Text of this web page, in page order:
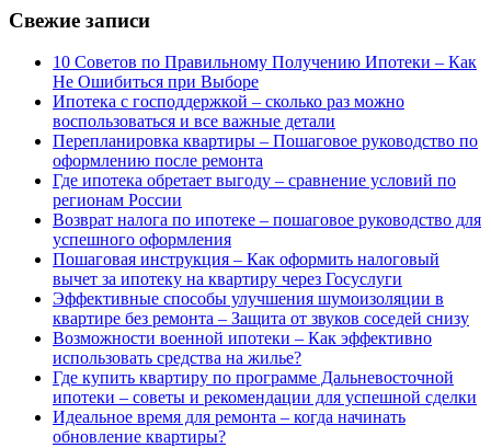
Свежие записи
10 Советов по Правильному Получению Ипотеки – Как
Не Ошибиться при Выборе
Ипотека с господдержкой – сколько раз можно
воспользоваться и все важные детали
Перепланировка квартиры – Пошаговое руководство по
оформлению после ремонта
Где ипотека обретает выгоду – сравнение условий по
регионам России
Возврат налога по ипотеке – пошаговое руководство для
успешного оформления
Пошаговая инструкция – Как оформить налоговый
вычет за ипотеку на квартиру через Госуслуги
Эффективные способы улучшения шумоизоляции в
квартире без ремонта – Защита от звуков соседей снизу
Возможности военной ипотеки – Как эффективно
использовать средства на жилье?
Где купить квартиру по программе Дальневосточной
ипотеки – советы и рекомендации для успешной сделки
Идеальное время для ремонта – когда начинать
обновление квартиры?